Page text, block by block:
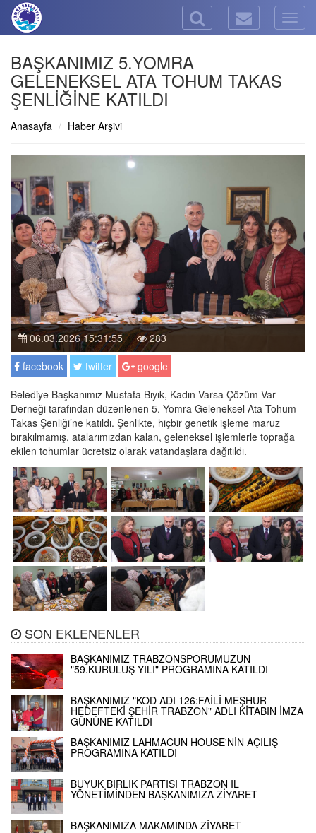
BAŞKANIMIZ 5.YOMRA
GELENEKSEL ATA TOHUM TAKAS
ŞENLİĞİNE KATILDI
Anasayfa Haber Arşivi
06.03.2026 15:31:55
283
facebook
twitter
google
Belediye Başkanımız Mustafa Bıyık, Kadın Varsa Çözüm Var
Derneği tarafından düzenlenen 5. Yomra Geleneksel Ata Tohum
Takas Şenliği’ne katıldı. Şenlikte, hiçbir genetik işleme maruz
bırakılmamış, atalarımızdan kalan, geleneksel işlemlerle toprağa
ekilen tohumlar ücretsiz olarak vatandaşlara dağıtıldı.
SON EKLENENLER
BAŞKANIMIZ TRABZONSPORUMUZUN
"59.KURULUŞ YILI" PROGRAMINA KATILDI
BAŞKANIMIZ "KOD ADI 126:FAİLİ MEŞHUR
HEDEFTEKİ ŞEHİR TRABZON" ADLI KİTABIN İMZA
GÜNÜNE KATILDI
BAŞKANIMIZ LAHMACUN HOUSE'NİN AÇILIŞ
PROGRAMINA KATILDI
BÜYÜK BİRLİK PARTİSİ TRABZON İL
YÖNETİMİNDEN BAŞKANIMIZA ZİYARET
BAŞKANIMIZA MAKAMINDA ZİYARET